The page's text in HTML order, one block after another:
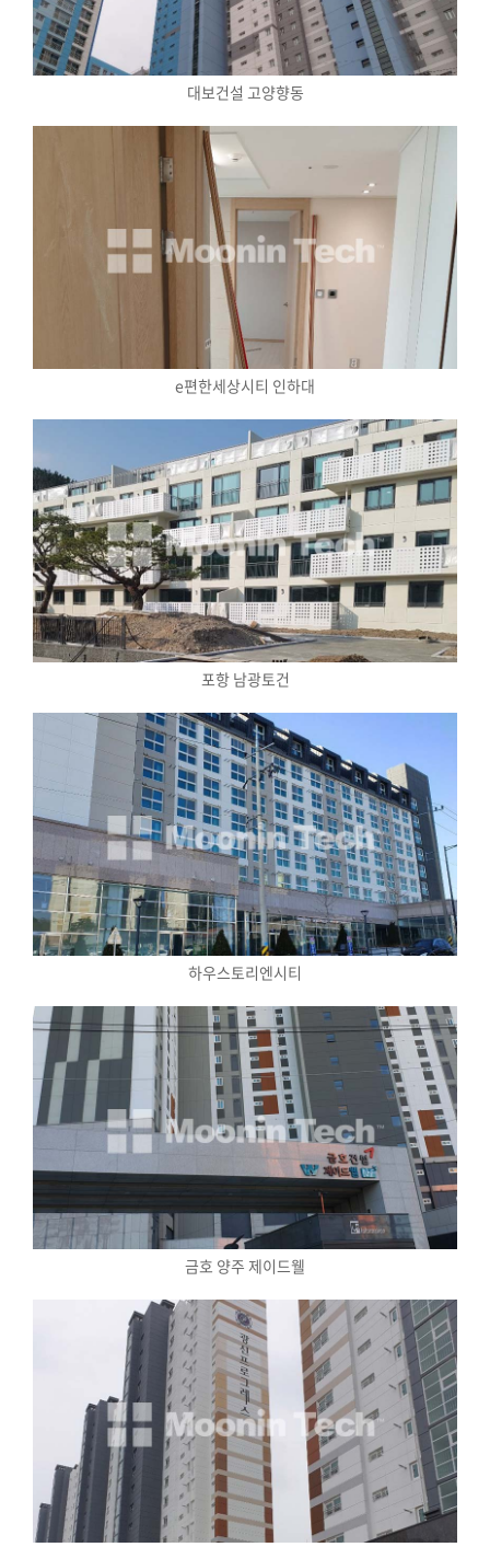
대보건설 고양향동
e편한세상시티 인하대
포항 남광토건
하우스토리엔시티
금호 양주 제이드웰